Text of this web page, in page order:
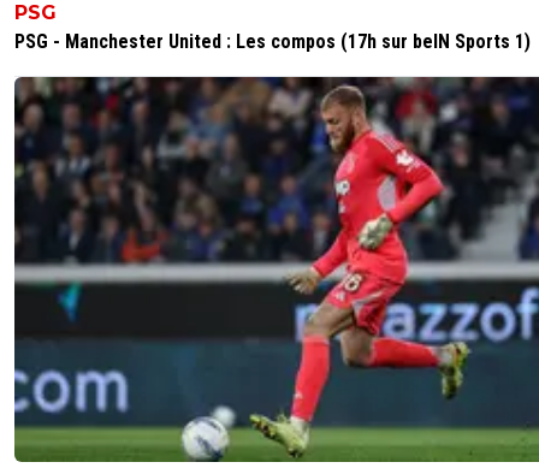
PSG
PSG - Manchester United : Les compos (17h sur beIN Sports 1)